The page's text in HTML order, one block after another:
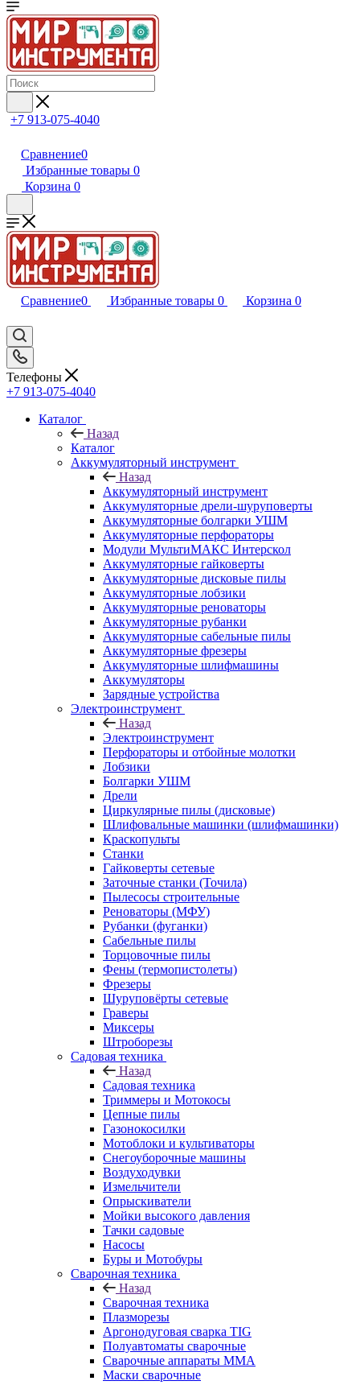
+7 913-075-4040
Сравнение0
Избранные товары 0
Корзина 0
Сравнение0 Избранные товары 0 Корзина 0
Телефоны
+7 913-075-4040
Каталог
Назад
Каталог
Аккумуляторный инструмент
Назад
Аккумуляторный инструмент
Аккумуляторные дрели-шуруповерты
Аккумуляторные болгарки УШМ
Аккумуляторные перфораторы
Модули МультиМАКС Интерскол
Аккумуляторные гайковерты
Аккумуляторные дисковые пилы
Аккумуляторные лобзики
Аккумуляторные реноваторы
Аккумуляторные рубанки
Аккумуляторные сабельные пилы
Аккумуляторные фрезеры
Аккумуляторные шлифмашины
Аккумуляторы
Зарядные устройства
Электроинструмент
Назад
Электроинструмент
Перфораторы и отбойные молотки
Лобзики
Болгарки УШМ
Дрели
Циркулярные пилы (дисковые)
Шлифовальные машинки (шлифмашинки)
Краскопульты
Станки
Гайковерты сетевые
Заточные станки (Точила)
Пылесосы строительные
Реноваторы (МФУ)
Рубанки (фуганки)
Сабельные пилы
Торцовочные пилы
Фены (термопистолеты)
Фрезеры
Шуруповёрты сетевые
Граверы
Миксеры
Штроборезы
Садовая техника
Назад
Садовая техника
Триммеры и Мотокосы
Цепные пилы
Газонокосилки
Мотоблоки и культиваторы
Снегоуборочные машины
Воздуходувки
Измельчители
Опрыскиватели
Мойки высокого давления
Тачки садовые
Насосы
Буры и Мотобуры
Сварочная техника
Назад
Сварочная техника
Плазморезы
Аргонодуговая сварка TIG
Полуавтоматы сварочные
Сварочные аппараты ММА
Маски сварочные